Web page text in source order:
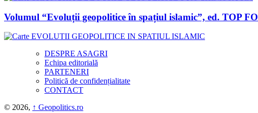
Volumul “Evoluții geopolitice în spațiul islamic”, ed. TOP
DESPRE ASAGRI
Echipa editorială
PARTENERI
Politică de confidențialitate
CONTACT
© 2026, ↑ Geopolitics.ro